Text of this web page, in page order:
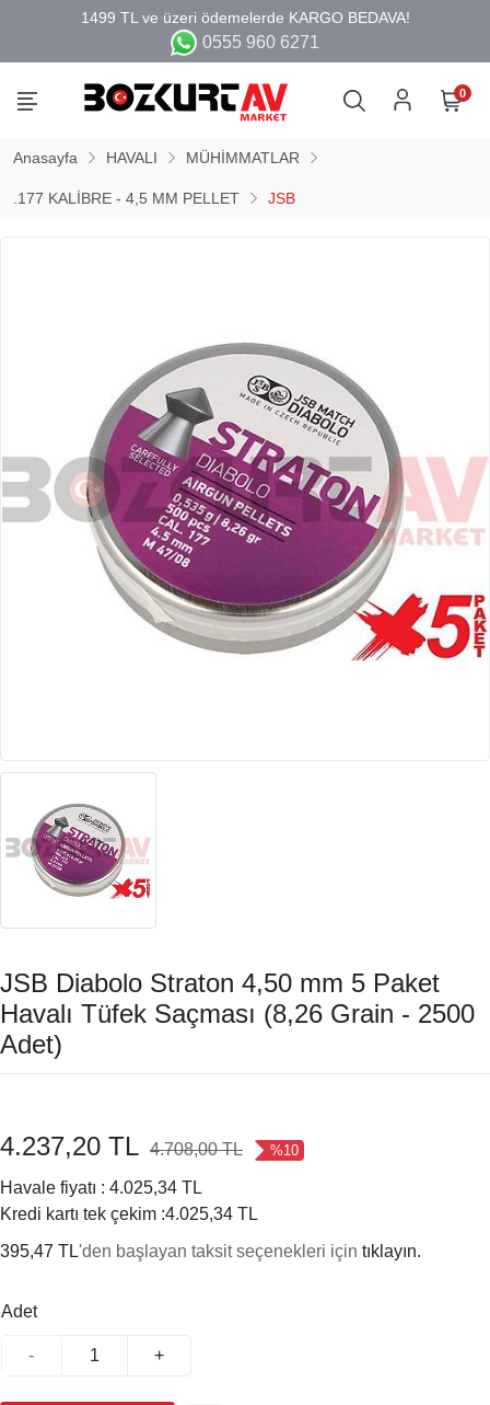
0555 960 6271
0
Anasayfa HAVALI MÜHİMMATLAR
.177 KALİBRE - 4,5 MM PELLET JSB
JSB Diabolo Straton 4,50 mm 5 Paket
Havalı Tüfek Saçması (8,26 Grain - 2500
Adet)
4.237,20 TL 4.708,00 TL %10
Havale fiyatı : 4.025,34 TL
Kredi kartı tek çekim :4.025,34 TL
395,47 TL'den başlayan taksit seçenekleri için tıklayın.
Adet
- +